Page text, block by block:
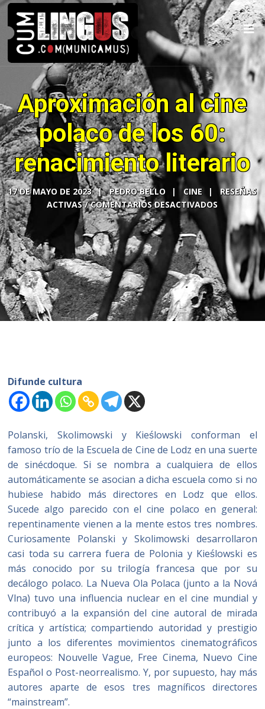
Aproximación al cine
polaco de los 60:
renacimiento literario
17 DE MAYO DE 2023 PEDRO BELLO
CINE
COMENTARIOS DESACTIVADOS
Difunde cultura
Polanski, Skolimowski y Kieślowski conforman el
famoso trío de la Escuela de Cine de Lodz en una suerte
de sinécdoque. Si se nombra a cualquiera de ellos
automáticamente se asocian a dicha escuela como si no
hubiese habido más directores en Lodz que ellos.
Sucede algo parecido con el cine polaco en general:
repentinamente vienen a la mente estos tres nombres.
Curiosamente Polanski y Skolimowski desarrollaron
casi toda su carrera fuera de Polonia y Kieślowski es
más conocido por su trilogía francesa que por su
decálogo polaco. La Nueva Ola Polaca (junto a la Nová
Vlna) tuvo una influencia nuclear en el cine mundial y
contribuyó a la expansión del cine autoral de mirada
crítica y artística; compartiendo autoridad y prestigio
junto a los diferentes movimientos cinematográficos
europeos: Nouvelle Vague, Free Cinema, Nuevo Cine
Español o Post-neorrealismo. Y, por supuesto, hay más
autores aparte de esos tres magníficos directores
“mainstream”.